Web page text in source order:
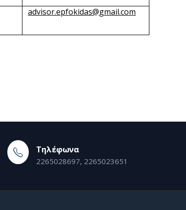
advisor.epfokidas@gmail.com
Τηλέφωνα
2265028697, 2265023651